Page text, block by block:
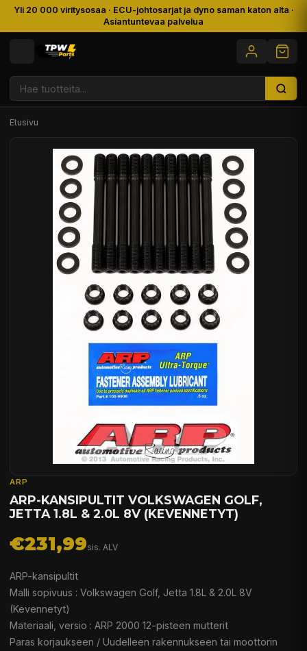
Yli 20 000 viritysosaa · ECU-johtosarjat ja dyno saman katon alta ·
Asiantuntevaa palvelua
Etusivu
ARP
ARP-KANSIPULTIT VOLKSWAGEN GOLF,
JETTA 1.8L & 2.0L 8V (KEVENNETYT)
€231,99sis. ALV
ARP-kansipultit
Malli sopivuus : Volkswagen Golf, Jetta 1.8L & 2.0L 8V
(Kevennetyt)
Materiaali, versio : ARP 2000 12-pisteen mutterit
Paras korjaukseen / Uudelleen rakennukseen tai moottorin